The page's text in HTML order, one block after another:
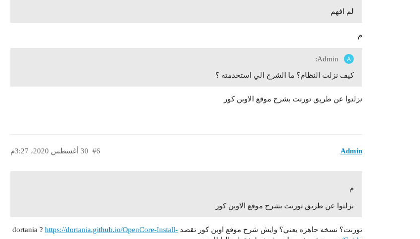
لم افهم
م
كيف نزلت النظام؟ ما الشرح الي استخدمته ؟
نزلتوا عن طريق تورنت بشرح موقع الاوبن كور
Admin 30 أغسطس 2020، 3:27م #6
م
نزلتوا عن طريق تورنت بشرح موقع الاوبن كور
تورنت؟ نسخه جاهزه يعني؟ وايش شرح موقع اوبن كور تقصد dortania ? https://dortania.github.io/OpenCore-Install-